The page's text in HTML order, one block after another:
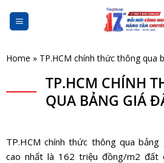
Home » TP.HCM chính thức thông qua
TP.HCM CHÍNH
QUA BẢNG GIÁ
TP.HCM chính thức thông qua
cao nhất là 162 triệu đồng/m2 đất